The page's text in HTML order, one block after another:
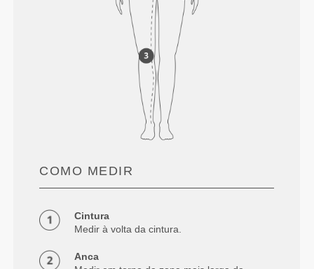
COMO MEDIR
Cintura
Medir à volta da cintura.
Anca